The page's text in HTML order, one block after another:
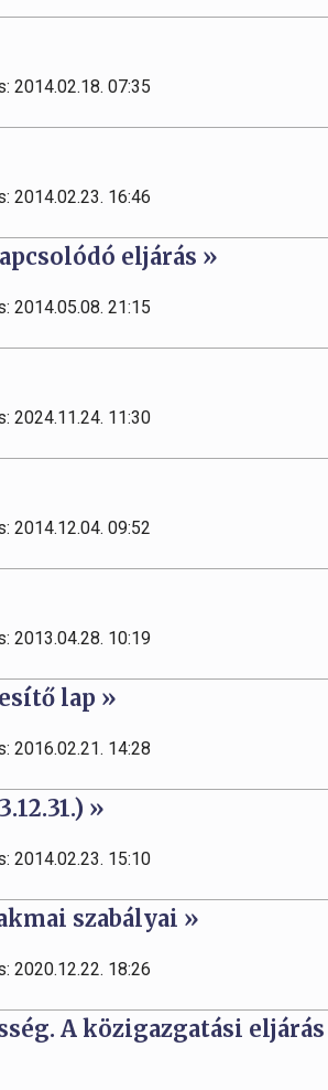
2014.02.18. 07:35
2014.02.23. 16:46
eljárás »
2014.05.08. 21:15
2024.11.24. 11:30
2014.12.04. 09:52
2013.04.28. 10:19
lap »
2016.02.21. 14:28
»
2014.02.23. 15:10
szabályai »
2020.12.22. 18:26
A közigazgatási eljárás